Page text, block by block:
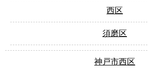
西区
須磨区
神戸市西区